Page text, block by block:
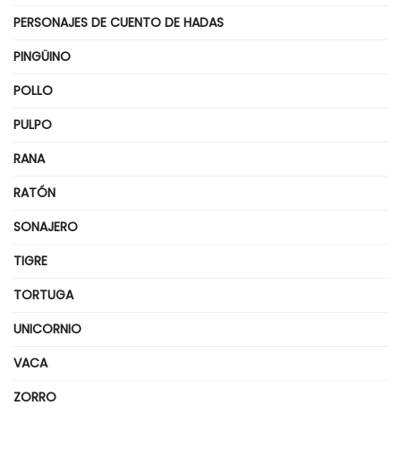
PERSONAJES DE CUENTO DE HADAS
PINGÜINO
POLLO
PULPO
RANA
RATÓN
SONAJERO
TIGRE
TORTUGA
UNICORNIO
VACA
ZORRO